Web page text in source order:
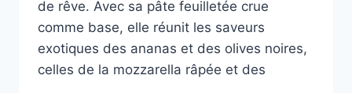
de rêve. Avec sa pâte feuilletée crue
comme base, elle réunit les saveurs
exotiques des ananas et des olives noires,
celles de la mozzarella râpée et des